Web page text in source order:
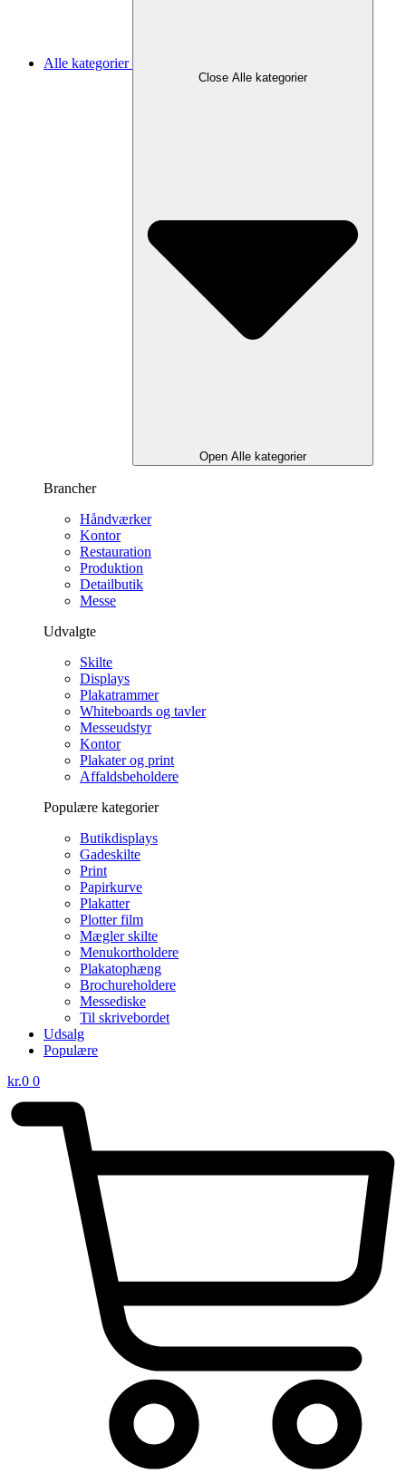
Alle kategorier
Close Alle kategorier
Open Alle kategorier
Brancher
Håndværker
Kontor
Restauration
Produktion
Detailbutik
Messe
Udvalgte
Skilte
Displays
Plakatrammer
Whiteboards og tavler
Messeudstyr
Kontor
Plakater og print
Affaldsbeholdere
Populære kategorier
Butikdisplays
Gadeskilte
Print
Papirkurve
Plakatter
Plotter film
Mægler skilte
Menukortholdere
Plakatophæng
Brochureholdere
Messediske
Til skrivebordet
Udsalg
Populære
kr.0 0